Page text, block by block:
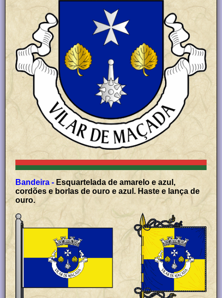
Bandeira - Esquartelada de amarelo e azul,
cordões e borlas de ouro e azul. Haste e lança de
ouro.